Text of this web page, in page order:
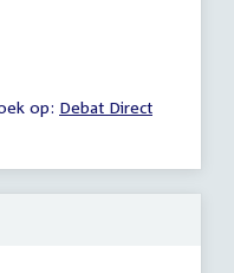
op: External
Debat Direct